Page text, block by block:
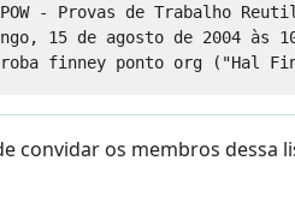
- Provas de Trabalho
15 de agosto de 2004 às
convidar os membros dessa